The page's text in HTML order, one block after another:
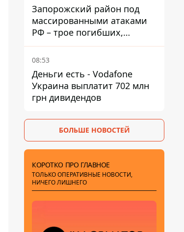
Запорожский район под
массированными атаками
РФ – трое погибших,
четверо раненых
08:53
Деньги есть - Vodafone
Украина выплатит 702 млн
грн дивидендов
БОЛЬШЕ НОВОСТЕЙ
КОРОТКО ПРО ГЛАВНОЕ
ТОЛЬКО ОПЕРАТИВНЫЕ НОВОСТИ,
НИЧЕГО ЛИШНЕГО